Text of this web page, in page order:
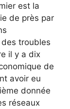
est la
de près par
troubles
il y a dix
de
avoir eu
donnée
réseaux